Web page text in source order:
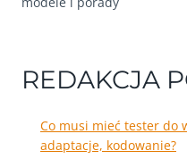
REDAKCJA
Co musi mieć tester do
adaptacje, kodowanie?